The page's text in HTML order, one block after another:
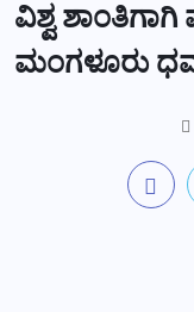
ವಿಶ್ವ
ಮಂಗಳೂರು